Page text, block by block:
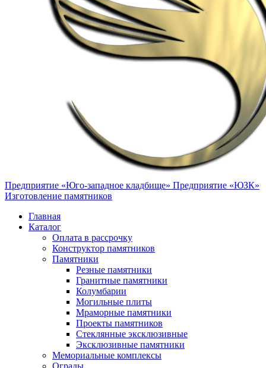
Предприятие «Юго-западное кладбище» Предприятие «ЮЗК»
Изготовление памятников
Главная
Каталог
Оплата в рассрочку
Конструктор памятников
Памятники
Резные памятники
Гранитные памятники
Колумбарии
Могильные плиты
Мраморные памятники
Проекты памятников
Стеклянные эксклюзивные
Эксклюзивные памятники
Мемориальные комплексы
Ограды